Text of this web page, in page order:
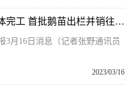
万宁市东澳鹅产业强镇项目主体完工 首批鹅苗出栏并销往川渝地区
3月16日消息（记者张野通讯员
2023/03/16